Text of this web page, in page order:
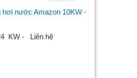
hơi nước Amazon 10KW -
KW - Liên hệ